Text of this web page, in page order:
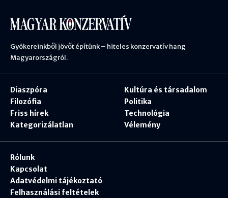
Gyökereinkből jövőt építünk – hiteles konzervatív hang
Magyarországról.
Diaszpóra
Filozófia
Friss hírek
Kategorizálatlan
Kultúra és társadalom
Politika
Technológia
Vélemény
Rólunk
Kapcsolat
Adatvédelmi tájékoztató
Felhasználási feltételek